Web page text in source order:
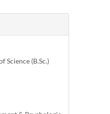
Science (B.Sc.)